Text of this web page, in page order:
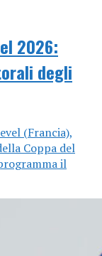
2026:
degli
(Francia),
Coppa del
il